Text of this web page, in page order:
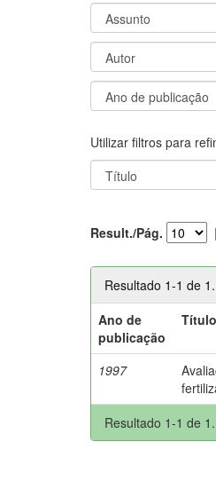
Utilizar filtros para
Result./Pág. |
Resultado 1-1 de 1.
Ano de
publicação
Título
1997
Resultado 1-1 de 1.